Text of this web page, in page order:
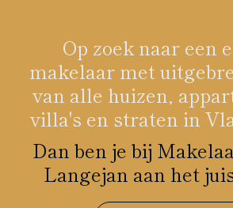
Op zoek naar een
makelaar met
van alle huizen,
villa's en straten in
Dan ben je bij
Langejan aan het